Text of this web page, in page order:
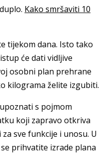
Kako smršaviti 10
tijekom dana. Isto tako
će dati vidljive
osobni plan prehrane
kilograma želite izgubiti.
s pojmom
koji zapravo otkriva
sve funkcije i unosu. U
prihvatite izrade plana